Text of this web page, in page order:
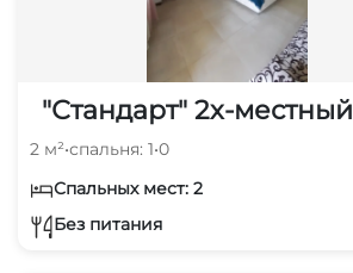
"Стандарт" 2х-местный
2 м²•спальня: 1•0
Спальных мест: 2
Без питания